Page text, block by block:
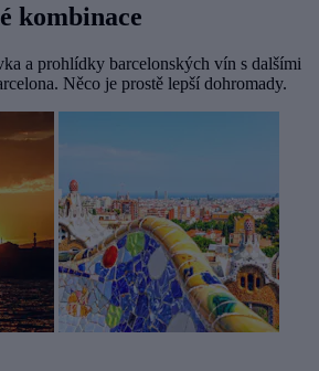
kombinace
a prohlídky barcelonských vín s dalšími
Něco je prostě lepší dohromady.